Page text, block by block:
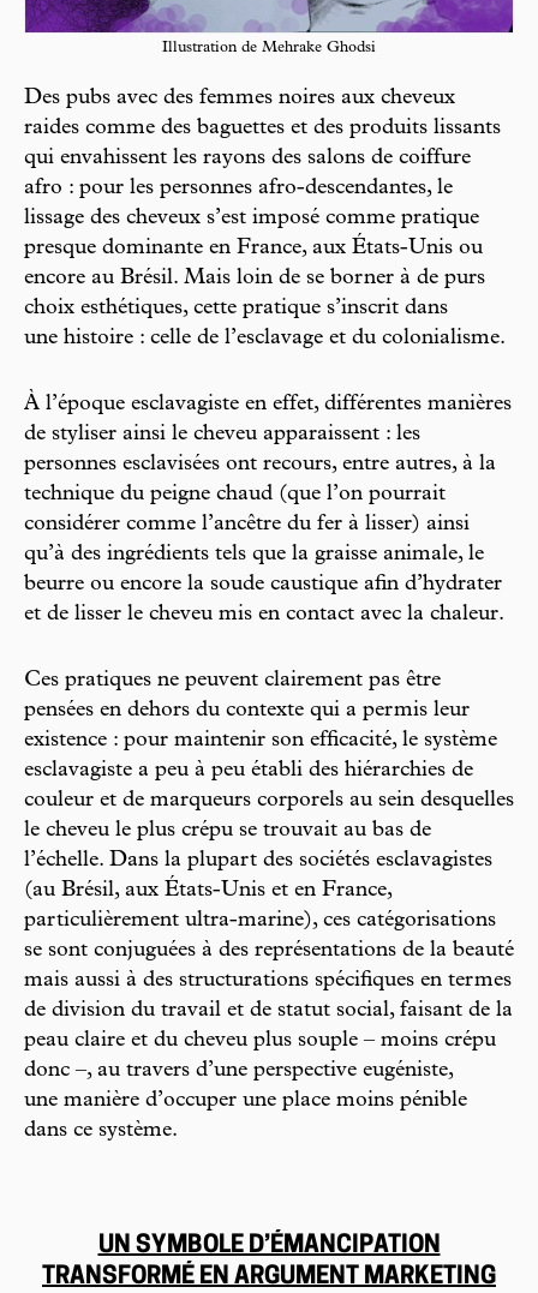
Illustration de Mehrake Ghodsi
Des pubs avec des femmes noires aux cheveux
raides comme des baguettes et des produits lissants
qui envahissent les rayons des salons de coiffure
afro : pour les personnes afro-descendantes, le
lissage des cheveux s’est imposé comme pratique
presque dominante en France, aux États-Unis ou
encore au Brésil. Mais loin de se borner à de purs
choix esthétiques, cette pratique s’inscrit dans
une histoire : celle de l’esclavage et du colonialisme.
À l’époque esclavagiste en effet, différentes manières
de styliser ainsi le cheveu apparaissent : les
personnes esclavisées ont recours, entre autres, à la
technique du peigne chaud (que l’on pourrait
considérer comme l’ancêtre du fer à lisser) ainsi
qu’à des ingrédients tels que la graisse animale, le
beurre ou encore la soude caustique afin d’hydrater
et de lisser le cheveu mis en contact avec la chaleur.
Ces pratiques ne peuvent clairement pas être
pensées en dehors du contexte qui a permis leur
existence : pour maintenir son efficacité, le système
esclavagiste a peu à peu établi des hiérarchies de
couleur et de marqueurs corporels au sein desquelles
le cheveu le plus crépu se trouvait au bas de
l’échelle. Dans la plupart des sociétés esclavagistes
(au Brésil, aux États-Unis et en France,
particulièrement ultra-marine), ces catégorisations
se sont conjuguées à des représentations de la beauté
mais aussi à des structurations spécifiques en termes
de division du travail et de statut social, faisant de la
peau claire et du cheveu plus souple – moins crépu
donc –, au travers d’une perspective eugéniste,
une manière d’occuper une place moins pénible
dans ce système.
UN SYMBOLE D’ÉMANCIPATION
TRANSFORMÉ EN ARGUMENT MARKETING